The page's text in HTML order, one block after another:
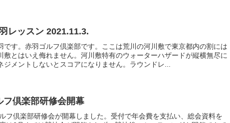
レッスン 2021.11.3.
です。赤羽ゴルフ倶楽部です。ここは荒川の河川敷で東京都内の割には
敷とはいえ侮れません。河川敷特有のウォーターハザードが縦横無尽に
メントしないとスコアになりません。ラウンドレ...
フ倶楽部研修会開幕
フ倶楽部研修会が開幕しました。受付で年会費を支払い、総会資料を